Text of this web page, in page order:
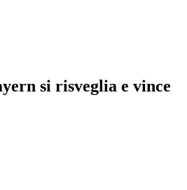
si risveglia e vince